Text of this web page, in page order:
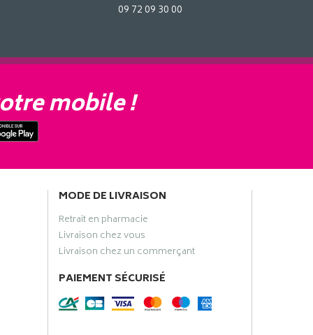
09 72 09 30 00
mobile !
MODE DE LIVRAISON
Retrait en pharmacie
Livraison chez vous
Livraison chez un commerçant
PAIEMENT SÉCURISÉ